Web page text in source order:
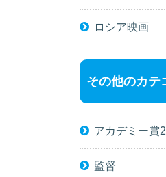
ロシア映画
その他のカテ
アカデミー賞
監督